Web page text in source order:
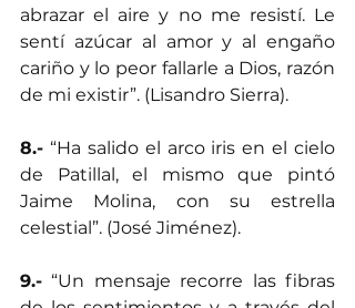
abrazar el aire y no me resistí. Le
sentí azúcar al amor y al engaño
cariño y lo peor fallarle a Dios, razón
de mi existir”. (Lisandro Sierra).
8.- “Ha salido el arco iris en el cielo
de Patillal, el mismo que pintó
Jaime Molina, con su estrella
celestial”. (José Jiménez).
9.- “Un mensaje recorre las fibras